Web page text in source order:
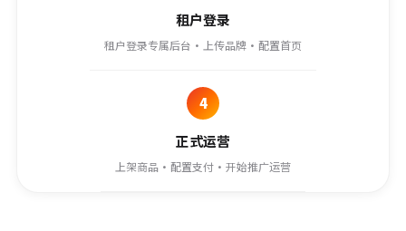
租户登录
租户登录专属后台·上传品牌·配置首页
4
正式运营
上架商品·配置支付·开始推广运营